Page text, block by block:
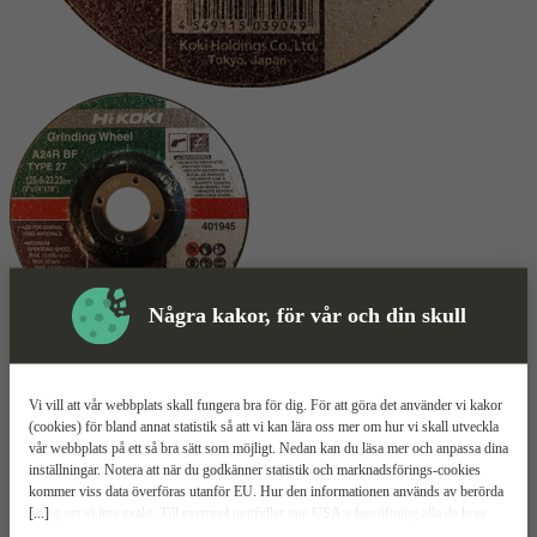
Några kakor, för vår och din skull
[...]
Vi vill att vår webbplats skall fungera bra för dig. För att göra det använder vi kakor
(cookies) för bland annat statistik så att vi kan lära oss mer om hur vi skall utveckla
vår webbplats på ett så bra sätt som möjligt. Nedan kan du läsa mer och anpassa dina
inställningar. Notera att när du godkänner statistik och marknadsförings-cookies
kommer viss data överföras utanför EU. Hur den informationen används av berörda
bolag vet vi inte exakt. Till exempel uppfyller inte USA:s lagstiftning alla de krav
Skyddsutrustning
Slipskiva Mer information
HiKOKI A24R BF